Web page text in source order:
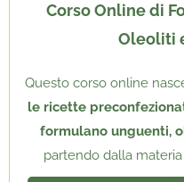
Corso Online di
Oleoliti
Questo corso online
le ricette
formulano unguenti,
partendo dalla